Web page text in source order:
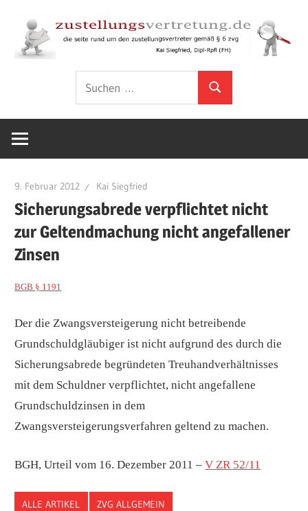
Inhalt
springen
gemäß
6
ZVG
Suchen
9. Februar 2012 Kai Siegfried
Sicherungsabrede verpflichtet nicht
zur Geltendmachung nicht angefallener
Zinsen
BGB § 1191
Der die Zwangsversteigerung nicht betreibende
Grundschuldgläubiger ist nicht aufgrund des durch die
Sicherungsabrede begründeten Treuhandverhältnisses
mit dem Schuldner verpflichtet, nicht angefallene
Grundschuldzinsen in dem
Zwangsversteigerungsverfahren geltend zu machen.
BGH, Urteil vom 16. Dezember 2011 –V ZR 52/11
ALLE ARTIKEL ZVG ALLGEMEIN